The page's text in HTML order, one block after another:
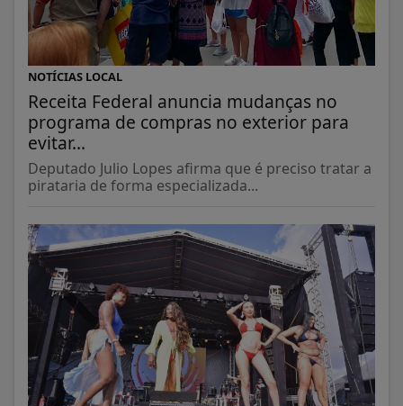
NOTÍCIAS LOCAL
Receita Federal anuncia mudanças no
programa de compras no exterior para
evitar...
Deputado Julio Lopes afirma que é preciso tratar a
pirataria de forma especializada...